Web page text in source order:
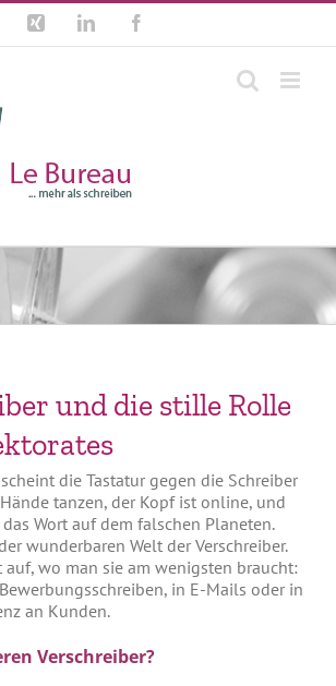
Xing LinkedIn
und die stille Rolle
die Tastatur gegen die Schreiber
tanzen, der Kopf ist online, und
Wort auf dem falschen Planeten.
wunderbaren Welt der Verschreiber.
auf, wo man sie am wenigsten braucht:
in E-Mails oder in
an Kunden.
Verschreiber?